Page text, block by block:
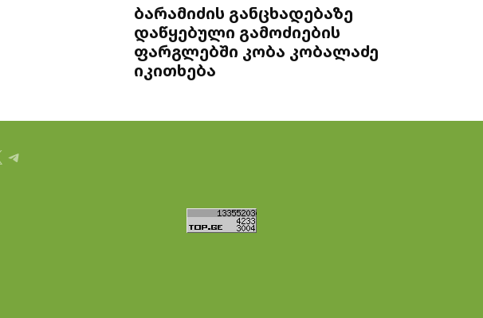
ბარამიძის განცხადებაზე
დაწყებული გამოძიების
ფარგლებში კობა კობალაძე
იკითხება
Telegram